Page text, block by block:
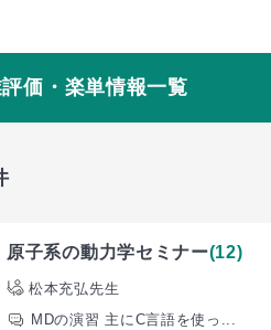
価・楽単情報一覧
原子系の動力学セミナー(12)
松本充弘先生
MDの演習 主にC言語を使っ...